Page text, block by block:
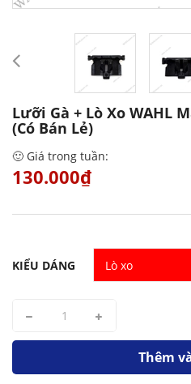
Lưỡi Gà + Lò Xo WAHL
(Có Bán Lẻ)
🙂 Giá trong tuần:
130.000₫
KIỂU DÁNG
Thêm